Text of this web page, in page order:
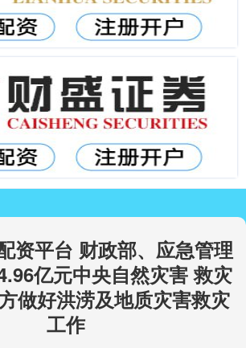
资平台 财政部、应急管理
亿元中央自然灾害 救灾
做好洪涝及地质灾害救灾
工作